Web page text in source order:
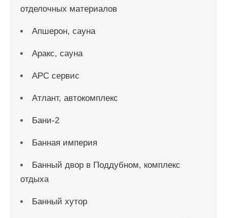
отделочных материалов
Апшерон, сауна
Аракс, сауна
АРС сервис
Атлант, автокомплекс
Бани-2
Банная империя
Банный двор в Поддубном, комплекс
отдыха
Банный хутор